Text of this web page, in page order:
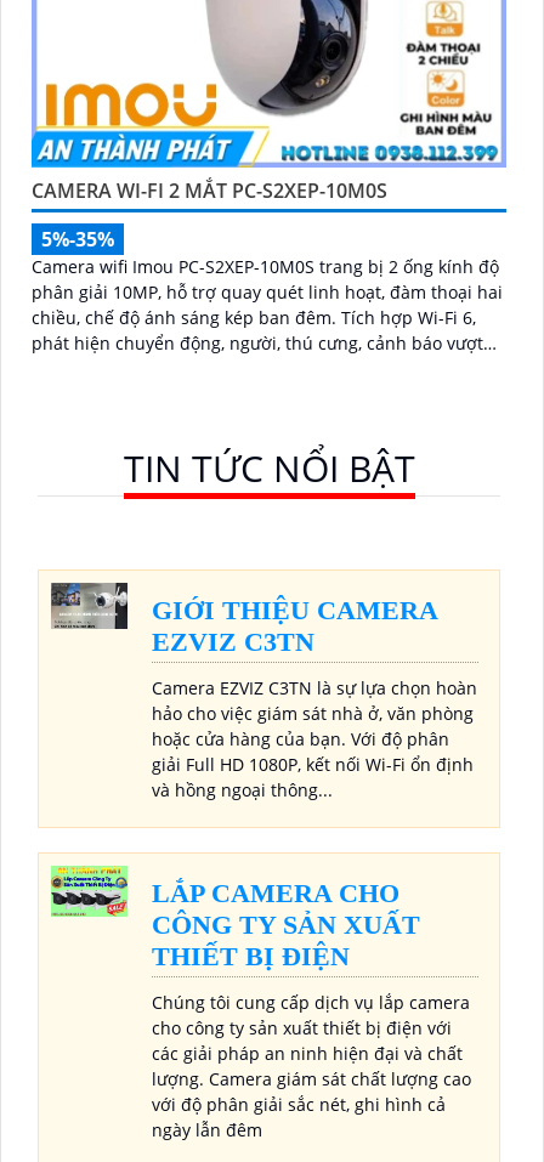
CAMERA WI-FI 2 MẮT PC-S2XEP-10M0S
5%-35%
Camera wifi Imou PC-S2XEP-10M0S trang bị 2 ống kính độ
phân giải 10MP, hỗ trợ quay quét linh hoạt, đàm thoại hai
chiều, chế độ ánh sáng kép ban đêm. Tích hợp Wi-Fi 6,
phát hiện chuyển động, người, thú cưng, cảnh báo vượt
TIN TỨC NỔI BẬT
GIỚI THIỆU CAMERA
EZVIZ C3TN
Camera EZVIZ C3TN là sự lựa chọn hoàn
hảo cho việc giám sát nhà ở, văn phòng
hoặc cửa hàng của bạn. Với độ phân
giải Full HD 1080P, kết nối Wi-Fi ổn định
và hồng ngoại thông...
LẮP CAMERA CHO
CÔNG TY SẢN XUẤT
THIẾT BỊ ĐIỆN
Chúng tôi cung cấp dịch vụ lắp camera
cho công ty sản xuất thiết bị điện với
các giải pháp an ninh hiện đại và chất
lượng. Camera giám sát chất lượng cao
với độ phân giải sắc nét, ghi hình cả
ngày lẫn đêm